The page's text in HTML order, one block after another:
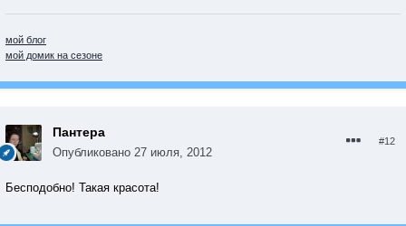
мой блог
мой домик на сезоне
Пантера
Опубликовано 27 июля, 2012
#12
Бесподобно! Такая красота!